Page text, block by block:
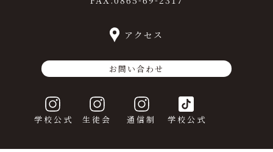
アクセス
お問い合わせ
学校公式 生徒会 通信制 学校公式